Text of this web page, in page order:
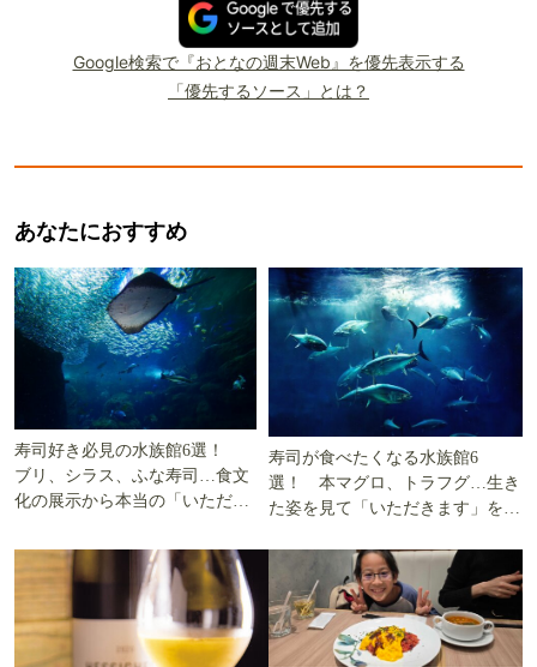
Google検索で『おとなの週末Web』を優先表示する
「優先するソース」とは？
あなたにおすすめ
寿司好き必見の水族館6選！
ブリ、シラス、ふな寿司…食文
化の展示から本当の「いただき
寿司が食べたくなる水族館6
選！ 本マグロ、トラフグ…生き
た姿を見て「いただきます」を考